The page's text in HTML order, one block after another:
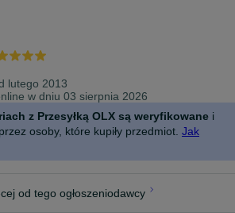
lutego 2013
w dniu 03 sierpnia 2026
z Przesyłką OLX są weryfikowane i
osoby, które kupiły przedmiot. Jak
od tego ogłoszeniodawcy